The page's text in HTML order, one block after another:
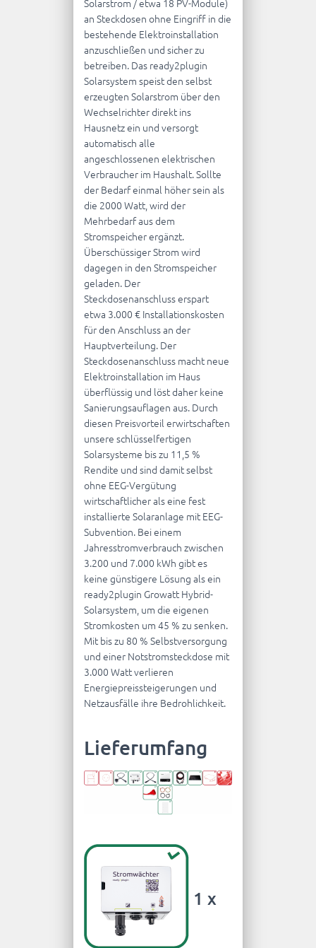
an Steckdosen ohne Eingriff in die
bestehende Elektroinstallation
anzuschließen und sicher zu
betreiben. Das ready2plugin
Solarsystem speist den selbst
erzeugten Solarstrom über den
Wechselrichter direkt ins
Hausnetz ein und versorgt
automatisch alle
angeschlossenen elektrischen
Verbraucher im Haushalt. Sollte
der Bedarf einmal höher sein als
die 2000 Watt, wird der
Mehrbedarf aus dem
Stromspeicher ergänzt.
Überschüssiger Strom wird
dagegen in den Stromspeicher
geladen. Der
Steckdosenanschluss erspart
etwa 3.000 € Installationskosten
für den Anschluss an der
Hauptverteilung. Der
Steckdosenanschluss macht neue
Elektroinstallation im Haus
überflüssig und löst daher keine
Sanierungsauflagen aus. Durch
diesen Preisvorteil erwirtschaften
unsere schlüsselfertigen
Solarsysteme bis zu 11,5 %
Rendite und sind damit selbst
ohne EEG-Vergütung
wirtschaftlicher als eine fest
installierte Solaranlage mit EEG-
Subvention. Bei einem
Jahresstromverbrauch zwischen
3.200 und 7.000 kWh gibt es
keine günstigere Lösung als ein
ready2plugin Growatt Hybrid-
Solarsystem, um die eigenen
Stromkosten um 45 % zu senken.
Mit bis zu 80 % Selbstversorgung
und einer Notstromsteckdose mit
3.000 Watt verlieren
Energiepreissteigerungen und
Netzausfälle ihre Bedrohlichkeit.
Lieferumfang
1 x